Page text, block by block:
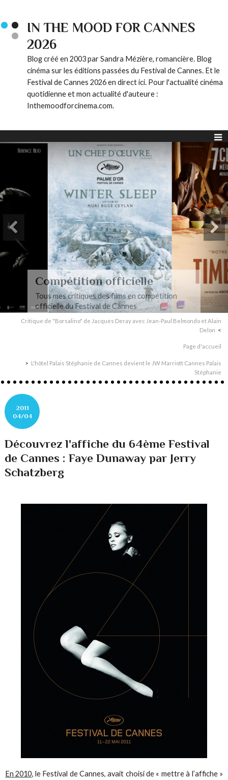
IN THE MOOD FOR CANNES
2026
Blog créé en 2003 par Sandra Mézière, romancière. Blog
cinéma sur les éditions passées du Festival de Cannes. Et le
Festival de Cannes 2026 en direct ici. Pour l'actualité cinéma
quotidienne et mon actualité d'auteure :
Inthemoodforcinema.com.
Compétition officielle
Tous mes critiques des films en compétition
officielle du Festival de Cannes
Critique de "Borsalino" de Jacques Deray avec Jean-Paul Belmondo et Alain
Delon
Page d'accueil
L'hôtel Palais Stéphanie de Cannes devient le JW Marriott Cannes Palais
Stéphanie
2011
04/04
Découvrez l'affiche du 64ème Festival
de Cannes : Faye Dunaway par Jerry
Schatzberg
En 2010, le Festival de Cannes, avait choisi de « mettre à l’affiche »